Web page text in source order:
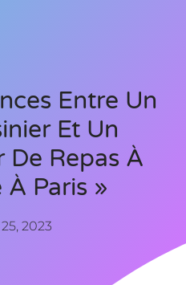
Entre Un
Et Un
De Repas À
Paris »
2023